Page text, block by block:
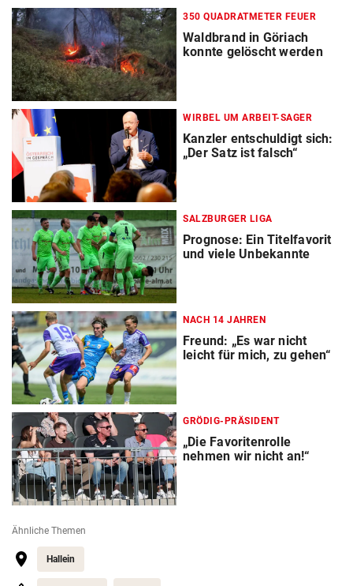
350 QUADRATMETER FEUER
Waldbrand in Göriach
konnte gelöscht werden
WIRBEL UM ARBEIT-SAGER
Kanzler entschuldigt sich:
„Der Satz ist falsch“
SALZBURGER LIGA
Prognose: Ein Titelfavorit
und viele Unbekannte
NACH 14 JAHREN
Freund: „Es war nicht
leicht für mich, zu gehen“
GRÖDIG-PRÄSIDENT
„Die Favoritenrolle
nehmen wir nicht an!“
Ähnliche Themen
Hallein